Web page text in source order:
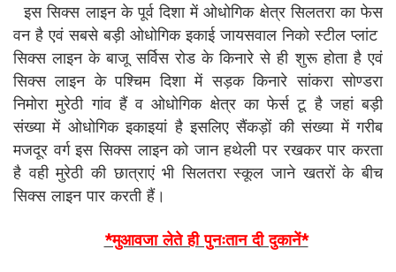
इस सिक्स लाइन के पूर्व दिशा में ओधोगिक क्षेत्र सिलतरा का फेस
वन है एवं सबसे बड़ी ओधोगिक इकाई जायसवाल निको स्टील प्लांट
सिक्स लाइन के बाजू सर्विस रोड के किनारे से ही शुरू होता है एवं
सिक्स लाइन के पश्चिम दिशा में सड़क किनारे सांकरा सोण्डरा
निमोरा मुरेठी गांव हैं व ओधोगिक क्षेत्र का फेर्स टू है जहां बड़ी
संख्या में ओधोगिक इकाइयां है इसलिए सैंकड़ों की संख्या में गरीब
मजदूर वर्ग इस सिक्स लाइन को जान हथेली पर रखकर पार करता
है वही मुरेठी की छात्राएं भी सिलतरा स्कूल जाने खतरों के बीच
सिक्स लाइन पार करती हैं।
*मुआवजा लेते ही पुनःतान दी दुकानें*